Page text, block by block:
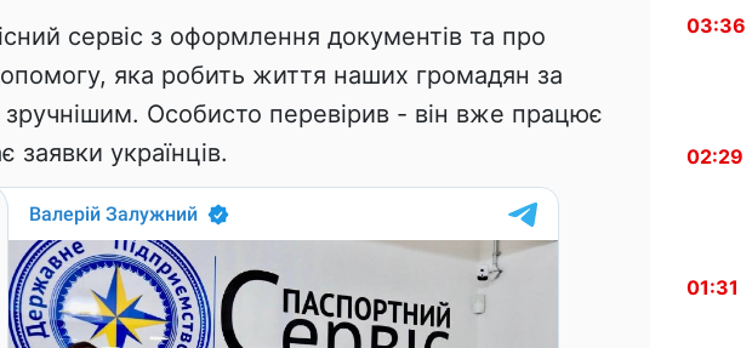
сервіс з оформлення документів та про
яка робить життя наших громадян за
Особисто перевірив - він вже працює
заявки українців.
03:36
02:29
01:31